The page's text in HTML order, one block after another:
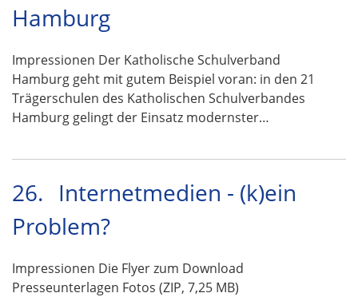
Hamburg
Impressionen Der Katholische Schulverband
Hamburg geht mit gutem Beispiel voran: in den 21
Trägerschulen des Katholischen Schulverbandes
Hamburg gelingt der Einsatz modernster…
26. Internetmedien - (k)ein
Problem?
Impressionen Die Flyer zum Download
Presseunterlagen Fotos (ZIP, 7,25 MB)